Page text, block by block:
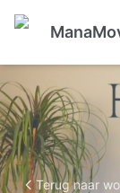
Terug naar